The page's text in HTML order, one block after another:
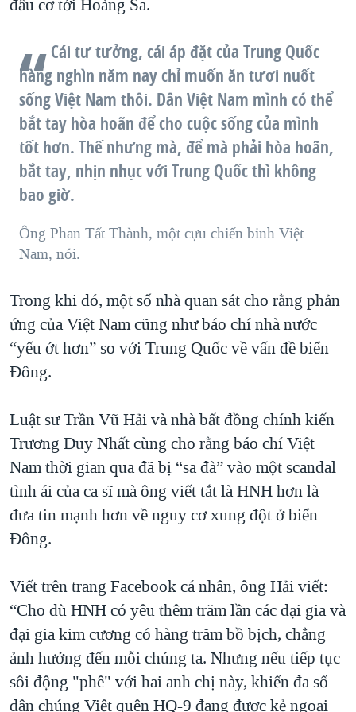
đấu cơ tới Hoàng Sa.
Cái tư tưởng, cái áp đặt của Trung Quốc
hàng nghìn năm nay chỉ muốn ăn tươi nuốt
sống Việt Nam thôi. Dân Việt Nam mình có thể
bắt tay hòa hoãn để cho cuộc sống của mình
tốt hơn. Thế nhưng mà, để mà phải hòa hoãn,
bắt tay, nhịn nhục với Trung Quốc thì không
bao giờ.
Ông Phan Tất Thành, một cựu chiến binh Việt
Nam, nói.
Trong khi đó, một số nhà quan sát cho rằng phản
ứng của Việt Nam cũng như báo chí nhà nước
“yếu ớt hơn” so với Trung Quốc về vấn đề biển
Đông.
Luật sư Trần Vũ Hải và nhà bất đồng chính kiến
Trương Duy Nhất cùng cho rằng báo chí Việt
Nam thời gian qua đã bị “sa đà” vào một scandal
tình ái của ca sĩ mà ông viết tắt là HNH hơn là
đưa tin mạnh hơn về nguy cơ xung đột ở biển
Đông.
Viết trên trang Facebook cá nhân, ông Hải viết:
“Cho dù HNH có yêu thêm trăm lần các đại gia và
đại gia kim cương có hàng trăm bồ bịch, chẳng
ảnh hưởng đến mỗi chúng ta. Nhưng nếu tiếp tục
sôi động "phê" với hai anh chị này, khiến đa số
dân chúng Việt quên HQ-9 đang được kẻ ngoại